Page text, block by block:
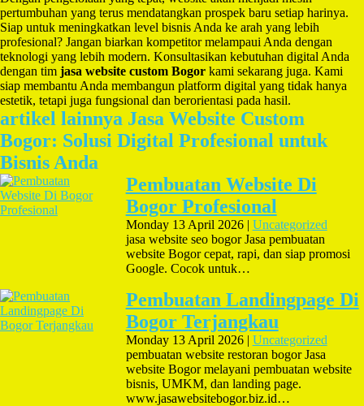
pertumbuhan yang terus mendatangkan prospek baru setiap harinya.
Siap untuk meningkatkan level bisnis Anda ke arah yang lebih
profesional? Jangan biarkan kompetitor melampaui Anda dengan
teknologi yang lebih modern. Konsultasikan kebutuhan digital Anda
dengan tim jasa website custom Bogor kami sekarang juga. Kami
siap membantu Anda membangun platform digital yang tidak hanya
estetik, tetapi juga fungsional dan berorientasi pada hasil.
artikel lainnya Jasa Website Custom
Bogor: Solusi Digital Profesional untuk
Bisnis Anda
Pembuatan Website Di
Bogor Profesional
Monday 13 April 2026 | Uncategorized
jasa website seo bogor Jasa pembuatan
website Bogor cepat, rapi, dan siap promosi
Google. Cocok untuk…
Pembuatan Landingpage Di
Bogor Terjangkau
Monday 13 April 2026 | Uncategorized
pembuatan website restoran bogor Jasa
website Bogor melayani pembuatan website
bisnis, UMKM, dan landing page.
www.jasawebsitebogor.biz.id…